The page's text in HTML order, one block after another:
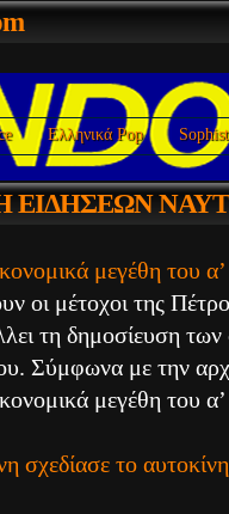
Ελληνικά Pop
ΕΙΔΗΣΕΩΝ
μεγέθη του
οι μέτοχοι της
τη δημοσίευση των
Σύμφωνα με την
μεγέθη του
το